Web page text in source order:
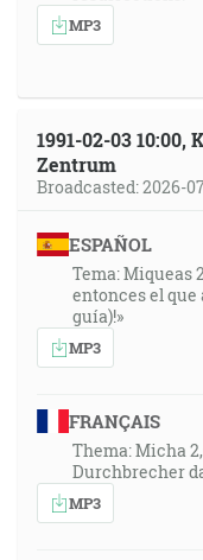
MP3
1991-02-03
Zentrum
Broadcasted: 2026-
ESPAÑOL
Tema: Miqueas
entonces el
guía)!»
MP3
FRANÇAIS
Thema: Micha
Durchbrecher
MP3